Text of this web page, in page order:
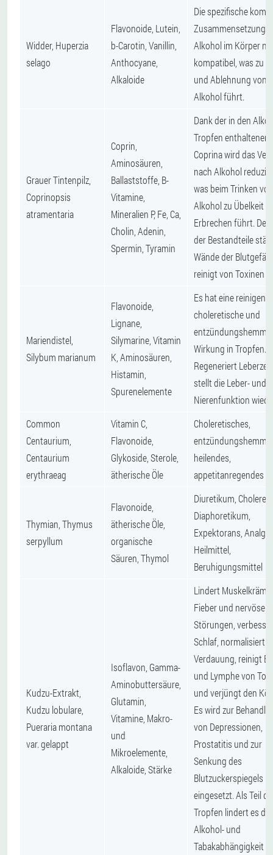
Widder, Huperzia
selago
Flavonoide, Lutein,
b-Carotin, Vanillin,
Anthocyane,
Alkaloide
Die spezifische
Zusammensetzung
Alkohol im Körper
kompatibel, was zu
und Ablehnung von
Alkohol führt.
Grauer Tintenpilz,
Coprinopsis
atramentaria
Coprin,
Aminosäuren,
Ballaststoffe, B-
Vitamine,
Mineralien P, Fe, Ca,
Cholin, Adenin,
Spermin, Tyramin
Dank der in den
Tropfen enthaltenen
Coprina wird das
nach Alkohol
was beim Trinken von
Alkohol zu Übelkeit
Erbrechen führt. Der
der Bestandteile
Wände der
reinigt von Toxinen
Mariendistel,
Silybum marianum
Flavonoide,
Lignane,
Silymarine, Vitamin
K, Aminosäuren,
Histamin,
Spurenelemente
Es hat eine
choleretische und
Wirkung in Tropfen.
Regeneriert
stellt die Leber- und
Nierenfunktion
Common
Centaurium,
Centaurium
erythraeag
Vitamin C,
Flavonoide,
Glykoside, Sterole,
ätherische Öle
Choleretisches,
heilendes,
appetitanregendes
Thymian, Thymus
serpyllum
Flavonoide,
ätherische Öle,
organische
Säuren, Thymol
Diuretikum,
Diaphoretikum,
Expektorans,
Heilmittel,
Beruhigungsmittel
Kudzu-Extrakt,
Kudzu lobulare,
Pueraria montana
var. gelappt
Isoflavon, Gamma-
Aminobuttersäure,
Glutamin,
Vitamine, Makro-
und
Mikroelemente,
Alkaloide, Stärke
Lindert
Fieber und nervöse
Störungen,
Schlaf, normalisiert
Verdauung, reinigt
und Lymphe von
und verjüngt den
Es wird zur
von Depressionen,
Prostatitis und zur
Senkung des
Blutzuckerspiegels
eingesetzt. Als Teil
Tropfen lindert es die
Alkohol- und
Tabakabhängigkeit